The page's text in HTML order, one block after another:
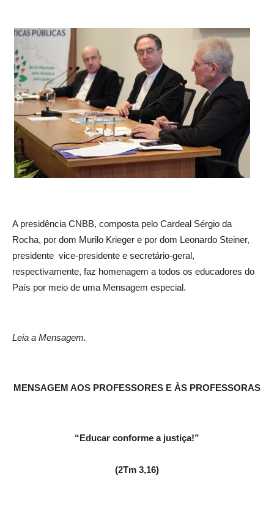
A presidência CNBB, composta pelo Cardeal Sérgio da
Rocha, por dom Murilo Krieger e por dom Leonardo Steiner,
presidente vice-presidente e secretário-geral,
respectivamente, faz homenagem a todos os educadores do
País por meio de uma Mensagem especial.
Leia a Mensagem.
MENSAGEM AOS PROFESSORES E ÀS PROFESSORAS
“Educar conforme a justiça!”
(2Tm 3,16)